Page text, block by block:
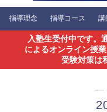
指導理念 指導コース 講
入塾生受付中です。
によるオンライン授
受験対策は
―